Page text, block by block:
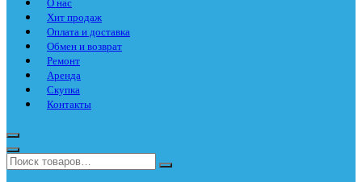
О нас
Хит продаж
Оплата и доставка
Обмен и возврат
Ремонт
Аренда
Скупка
Контакты